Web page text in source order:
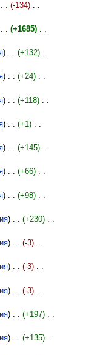
(-134)
(+1685)
) (+132)
) (+24)
) (+118)
) (+1)
) (+145)
) (+66)
) (+98)
) (+230)
) (-3)
) (-3)
) (-3)
) (+197)
) (+135)